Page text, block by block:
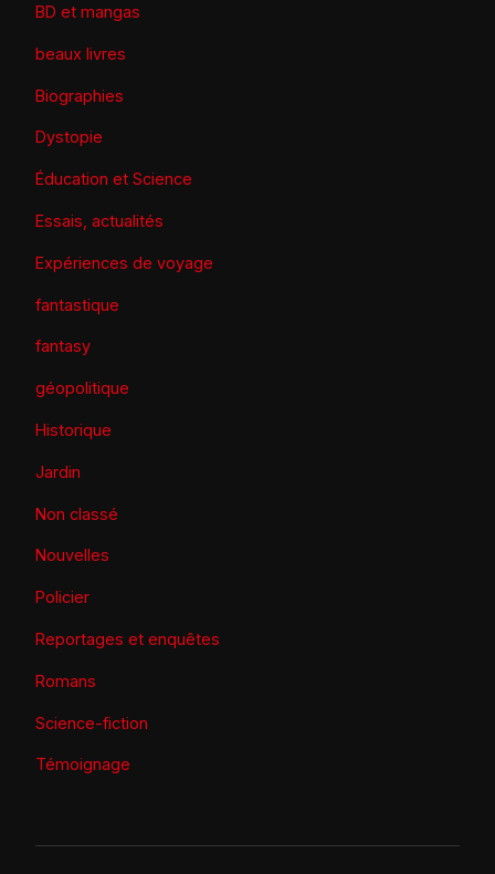
BD et mangas
beaux livres
Biographies
Dystopie
Éducation et Science
Essais, actualités
Expériences de voyage
fantastique
fantasy
géopolitique
Historique
Jardin
Non classé
Nouvelles
Policier
Reportages et enquêtes
Romans
Science-fiction
Témoignage